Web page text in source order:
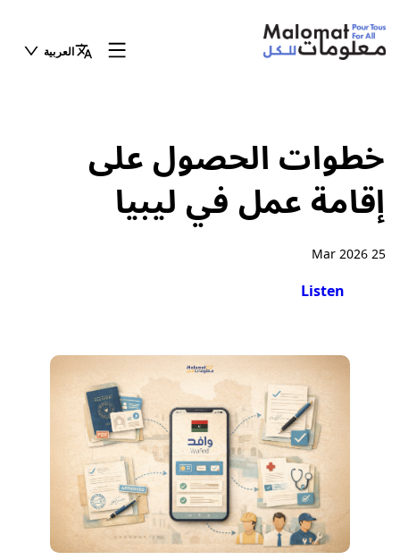
العربية
خطوات الحصول على
إقامة عمل في ليبيا
25 Mar 2026
Listen